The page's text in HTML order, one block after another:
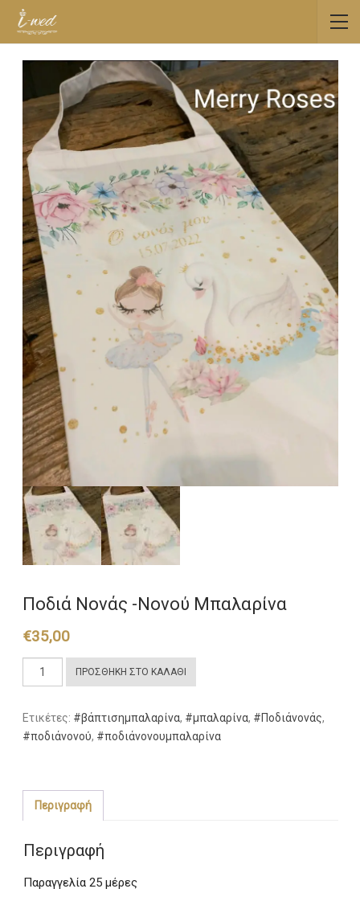
Ποδιά Νονάς -Νονού Μπαλαρίνα
€35,00
Ποδιά
Νονάς
Μπαλαρίνα
ποσότητα
ΠΡΟΣΘΉΚΗ ΣΤΟ ΚΑΛΆΘΙ
Ετικέτες: #βάπτισημπαλαρίνα, #μπαλαρίνα, #Ποδιάνονάς,
#ποδιάνονού, #ποδιάνονουμπαλαρίνα
Περιγραφή
Περιγραφή
Παραγγελία 25 μέρες